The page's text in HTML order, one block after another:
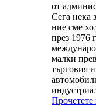
от
Сега нека
ние сме
през 1976
малки
търговия
Прочетете